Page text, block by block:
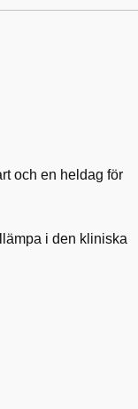
och en heldag för
i den kliniska